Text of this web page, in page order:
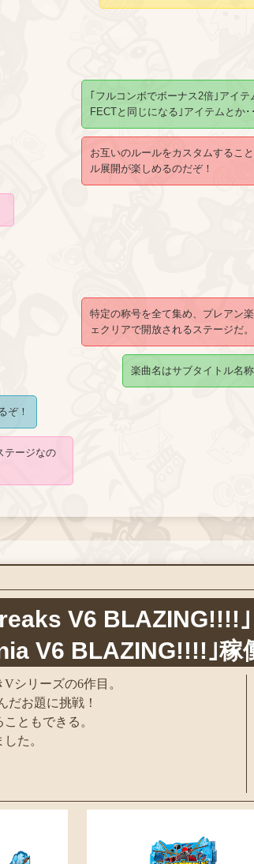
｢フルコンボでボーナス2倍｣アイ
FECTと同じになる｣アイテムとか･
お互いのルールをカスタムするこ
ル展開が楽しめるのだぞ！
特定の称号を全て集め、プレアン
ェクリアで開放されるステージだ。
楽曲名はサブタイトル名
ぞ！
テージなの
V6 BLAZING!!!!｣
V6 BLAZING!!!!｣稼
シリーズの6作目。
だお題に挑戦！
ともできる。
た。